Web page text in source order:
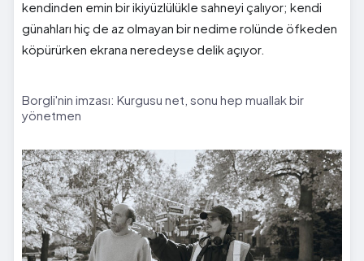
kendinden emin bir ikiyüzlülükle sahneyi çalıyor; kendi
günahları hiç de az olmayan bir nedime rolünde öfkeden
köpürürken ekrana neredeyse delik açıyor.
Borgli'nin imzası: Kurgusu net, sonu hep muallak bir
yönetmen